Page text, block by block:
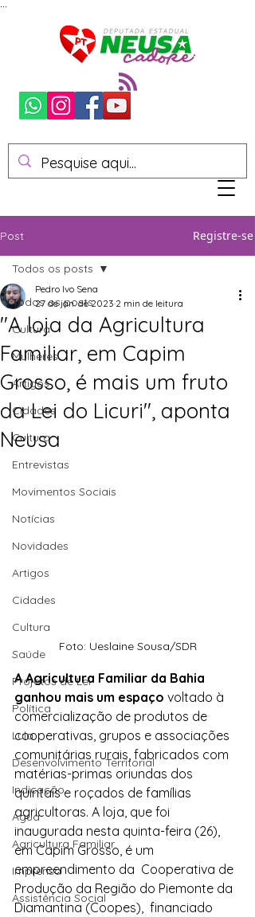
Post Registre-se
Todos os posts
Cultura
Mulheres
Artigos
Cidades
Cultura
Entrevistas
Movimentos Sociais
Notícias
Novidades
Artigos
Cidades
Cultura
Saúde
Projetos de Lei
Política
Lula
Desenvolvimento Territorial
Indicação
Água
Agricultura Familiar
Imprensa
Assistência Social
Todos os posts
"A loja da Agricultura
Familiar, em Capim
Grosso, é mais um fruto
da Lei do Licuri", aponta
Neusa
Pedro Ivo Sena
27 de jan. de 2023 2 min de leitura
Foto: Ueslaine Sousa/SDR
A Agricultura Familiar da Bahia
ganhou mais um espaço voltado à
comercialização de produtos de
cooperativas, grupos e associações
comunitárias rurais, fabricados com
matérias-primas oriundas dos
quintais e roçados de famílias
agricultoras. A loja, que foi
inaugurada nesta quinta-feira (26),
em Capim Grosso, é um
empreendimento da  Cooperativa de
Produção da Região do Piemonte da
Diamantina (Coopes),  financiado